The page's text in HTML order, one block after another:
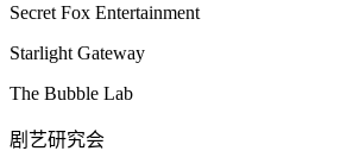
Secret Fox Entertainment
Starlight Gateway
The Bubble Lab
剧艺研究会